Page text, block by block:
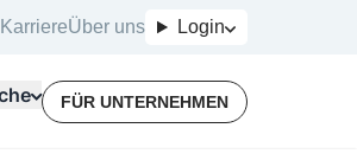
KarriereÜber uns Login
FÜR UNTERNEHMEN